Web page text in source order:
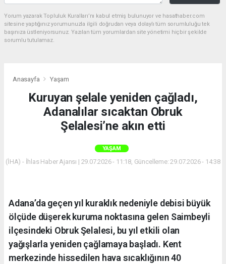
Yorum yazarak Topluluk Kuralları’nı kabul etmiş bulunuyor ve hasathaber.com
sitesine yaptığınız yorumunuzla ilgili doğrudan veya dolaylı tüm sorumluluğu tek
başınıza üstleniyorsunuz. Yazılan tüm yorumlardan site yönetimi hiçbir şekilde
sorumlu tutulamaz.
Anasayfa Yaşam
Kuruyan şelale yeniden çağladı,
Adanalılar sıcaktan Obruk
Şelalesi’ne akın etti
YAŞAM
(İHA) - İhlas Haber Ajansı | 29.07.2026 - 11:18, Güncelleme: 29.07.2026 - 14:38
Adana’da geçen yıl kuraklık nedeniyle debisi büyük
ölçüde düşerek kuruma noktasına gelen Saimbeyli
ilçesindeki Obruk Şelalesi, bu yıl etkili olan
yağışlarla yeniden çağlamaya başladı. Kent
merkezinde hissedilen hava sıcaklığının 40